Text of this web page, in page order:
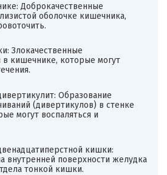
Доброкачественные
оболочке кишечника,
Злокачественные
в кишечнике, которые могут
Образование
(дивертикулов) в стенке
могут воспаляться и
кишки:
внутренней поверхности желудка
тонкой кишки.